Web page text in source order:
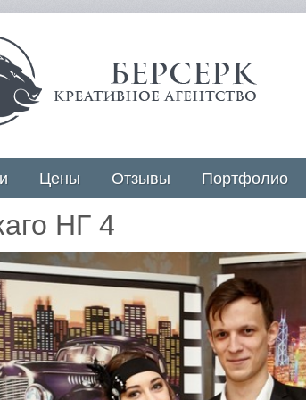
Цены Отзывы Портфолио
НГ 4